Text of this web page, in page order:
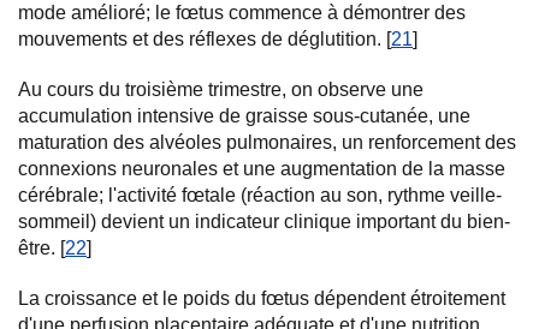
mode amélioré; le fœtus commence à démontrer des
mouvements et des réflexes de déglutition. [21]
Au cours du troisième trimestre, on observe une
accumulation intensive de graisse sous-cutanée, une
maturation des alvéoles pulmonaires, un renforcement des
connexions neuronales et une augmentation de la masse
cérébrale; l'activité fœtale (réaction au son, rythme veille-
sommeil) devient un indicateur clinique important du bien-
être. [22]
La croissance et le poids du fœtus dépendent étroitement
d'une perfusion placentaire adéquate et d'une nutrition